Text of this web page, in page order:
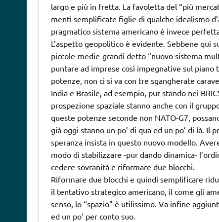
largo e più in fretta. La favoletta del “più
menti semplificate figlie di qualche idealismo
pragmatico sistema americano è invece
L’aspetto geopolitico è evidente. Sebbene qui
piccole-medie-grandi detto “nuovo sistema
puntare ad imprese così impegnative sul
potenze, non ci si va con tre sgangherate
India e Brasile, ad esempio, pur stando nei
prospezione spaziale stanno anche con il
queste potenze seconde non NATO-G7,
già oggi stanno un po’ di qua ed un po’ di là.
speranza insista in questo nuovo modello.
modo di stabilizzare -pur dando dinamica-
cedere sovranità e riformare due blocchi.
Riformare due blocchi e quindi semplificare
il tentativo strategico americano, il come gli
senso, lo “spazio” è utilissimo. Va infine
ed un po’ per conto suo.